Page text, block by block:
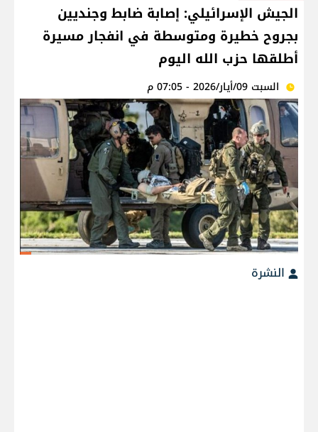
الجيش الإسرائيلي: إصابة ضابط وجنديين
بجروح خطيرة ومتوسطة في انفجار مسيرة
أطلقها حزب الله اليوم
السبت 09/أيار/2026 - 07:05 م
النشرة